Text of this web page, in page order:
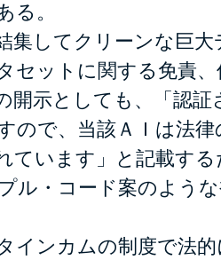
る。
集してクリーンな巨
セットに関する免責
開示としても、「認
ので、当該ＡＩは法
ています」と記載す
ル・コード案のよう
インカムの制度で法